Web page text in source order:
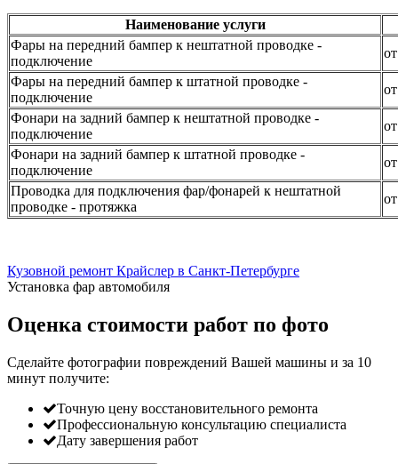
Наименование услуги
Фары на передний бампер к нештатной проводке -
подключение
Фары на передний бампер к штатной проводке -
подключение
Фонари на задний бампер к нештатной проводке -
подключение
Фонари на задний бампер к штатной проводке -
подключение
Проводка для подключения фар/фонарей к нештатной
проводке - протяжка
Кузовной ремонт Крайслер в Санкт-Петербурге
Установка фар автомобиля
Оценка стоимости работ по фото
Сделайте фотографии повреждений Вашей машины и за 10
минут получите:
Точную цену восстановительного ремонта
Профессиональную консультацию специалиста
Дату завершения работ